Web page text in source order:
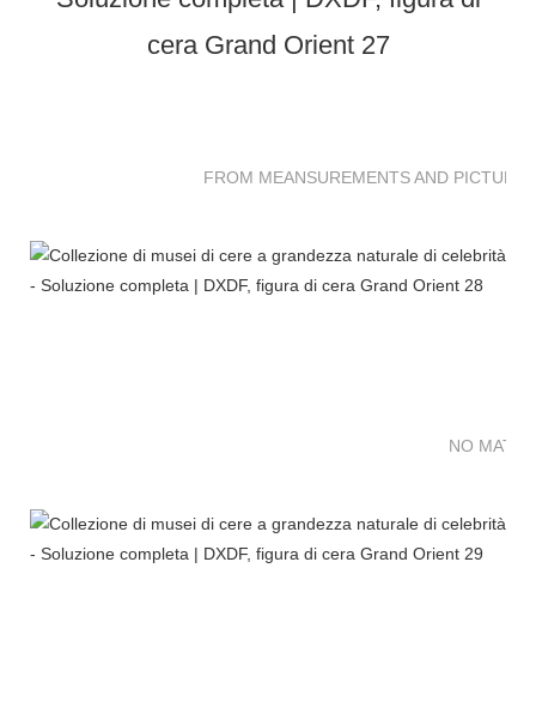
FROM MEANSUREMENTS AND
NO